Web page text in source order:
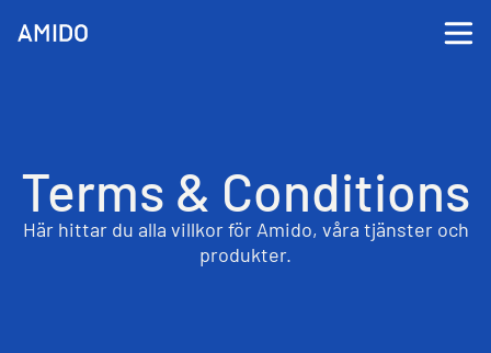
Terms & Conditions
Här hittar du alla villkor för Amido, våra tjänster och
produkter.